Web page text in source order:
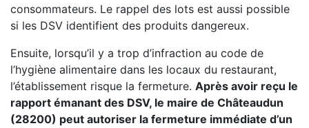
consommateurs. Le rappel des lots est aussi possible
si les DSV identifient des produits dangereux.
Ensuite, lorsqu’il y a trop d’infraction au code de
l’hygiène alimentaire dans les locaux du restaurant,
l’établissement risque la fermeture. Après avoir reçu le
rapport émanant des DSV, le maire de Châteaudun
(28200) peut autoriser la fermeture immédiate d’un